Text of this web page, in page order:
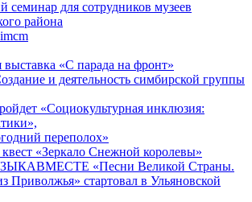
семинар для сотрудников музеев
района
выставка «С парада на фронт»
и деятельность симбирской группы
«Социокультурная инклюзия:
переполох»
«Зеркало Снежной королевы»
«Песни Великой Страны.
Приволжья» стартовал в Ульяновской